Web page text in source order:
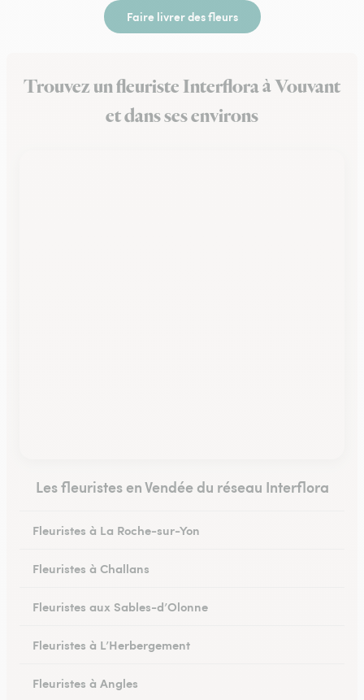
Faire livrer des fleurs
Trouvez un fleuriste Interflora à Vouvant
et dans ses environs
Les fleuristes en Vendée du réseau Interflora
Fleuristes à La Roche-sur-Yon
Fleuristes à Challans
Fleuristes aux Sables-d’Olonne
Fleuristes à L’Herbergement
Fleuristes à Angles